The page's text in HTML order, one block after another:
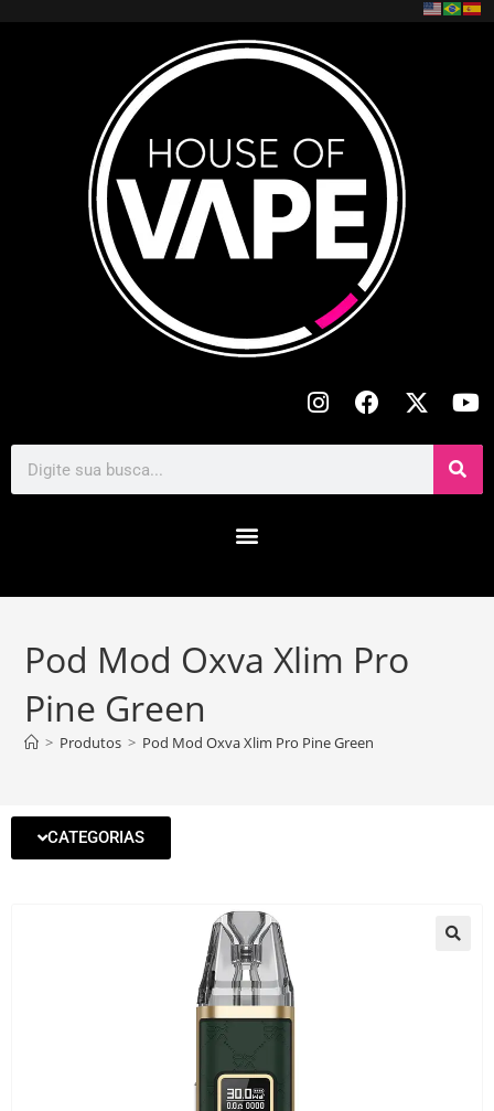
Pod Mod Oxva Xlim Pro
Pine Green
> Produtos > Pod Mod Oxva Xlim Pro Pine Green
CATEGORIAS